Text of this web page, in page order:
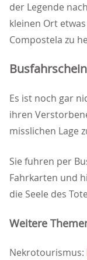
der Legende
kleinen Ort
Compostela zu
Es ist noch gar
ihren
misslichen Lage
Sie fuhren per
Fahrkarten und
die Seele des
Weitere
Nekrotourismus: